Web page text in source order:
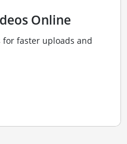
Online
for faster uploads and